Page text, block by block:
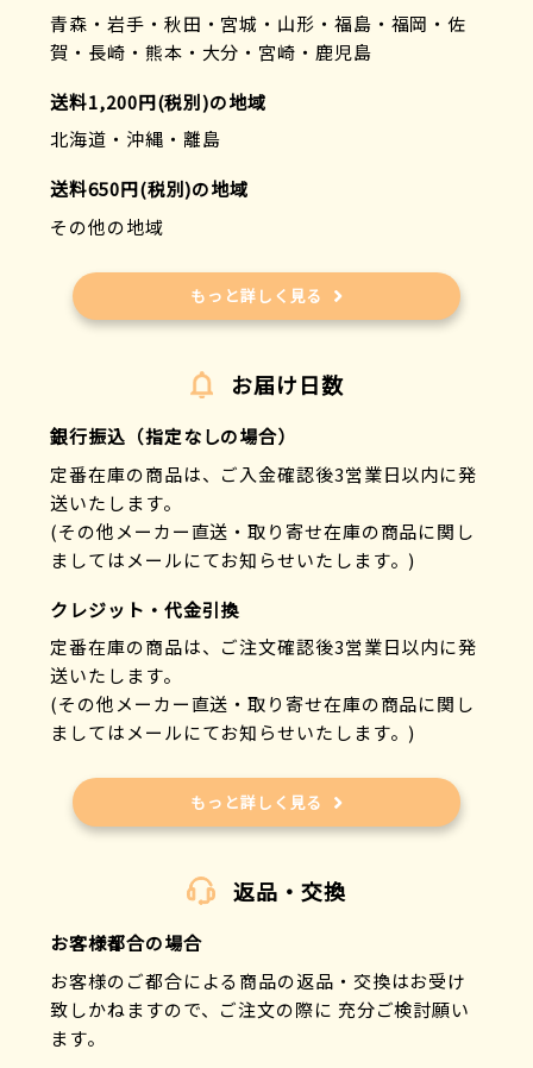
青森・岩手・秋田・宮城・山形・福島・福岡・佐
賀・長崎・熊本・大分・宮崎・鹿児島
送料1,200円(税別)の地域
北海道・沖縄・離島
送料650円(税別)の地域
その他の地域
もっと詳しく見る
お届け日数
銀行振込（指定なしの場合）
定番在庫の商品は、ご入金確認後3営業日以内に発
送いたします。
(その他メーカー直送・取り寄せ在庫の商品に関し
ましてはメールにてお知らせいたします。)
クレジット・代金引換
定番在庫の商品は、ご注文確認後3営業日以内に発
送いたします。
(その他メーカー直送・取り寄せ在庫の商品に関し
ましてはメールにてお知らせいたします。)
もっと詳しく見る
返品・交換
お客様都合の場合
お客様のご都合による商品の返品・交換はお受け
致しかねますので、ご注文の際に 充分ご検討願い
ます。